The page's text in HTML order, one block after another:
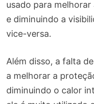
usado para
e diminuindo a
vice-versa.
Além disso, a falta
a melhorar a
diminuindo o calor